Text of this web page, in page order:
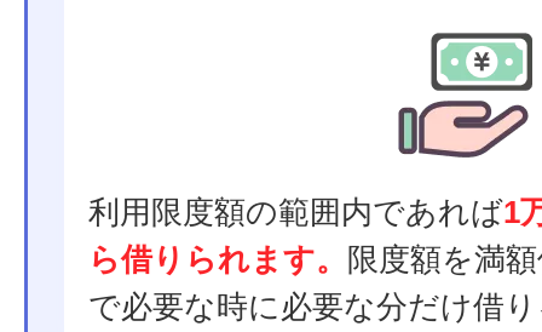
利用限度額の範囲内であれば1
ら借りられます。 限度額を満
で必要な時に必要な分だけ借